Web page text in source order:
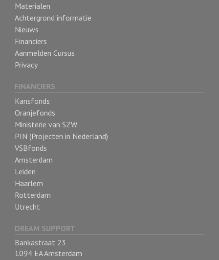
Materialen
Achtergrond informatie
Nieuws
Financiers
Aanmelden Cursus
Privacy
FINANCIERS
Kansfonds
Oranjefonds
Ministerie van SZW
PIN (Projecten in Nederland)
VSBfonds
Amsterdam
Leiden
Haarlem
Rotterdam
Utrecht
DREAM SUPPORT
Bankastraat 23
1094 EA Amsterdam